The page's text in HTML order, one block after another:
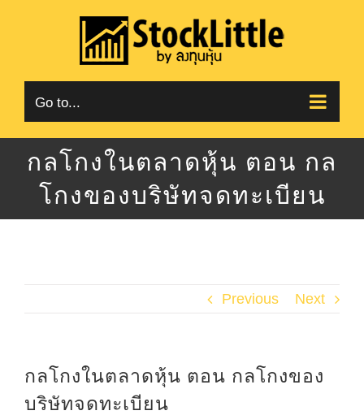
content
Go to...
กลโกงในตลาดหุ้น ตอน กล
โกงของบริษัทจดทะเบียน
Previous Next
กลโกงในตลาดหุ้น ตอน กลโกงของ
บริษัทจดทะเบียน